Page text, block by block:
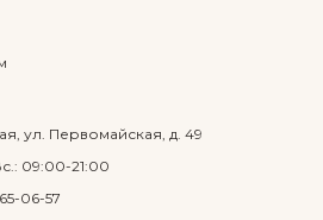
ул. Первомайская, д. 49
09:00-21:00
06-57